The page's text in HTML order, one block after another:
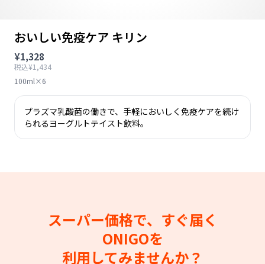
おいしい免疫ケア キリン
¥1,328
税込¥1,434
100ml×6
プラズマ乳酸菌の働きで、手軽においしく免疫ケアを続け
られるヨーグルトテイスト飲料。
スーパー価格で、すぐ届く
ONIGOを
利用してみませんか？